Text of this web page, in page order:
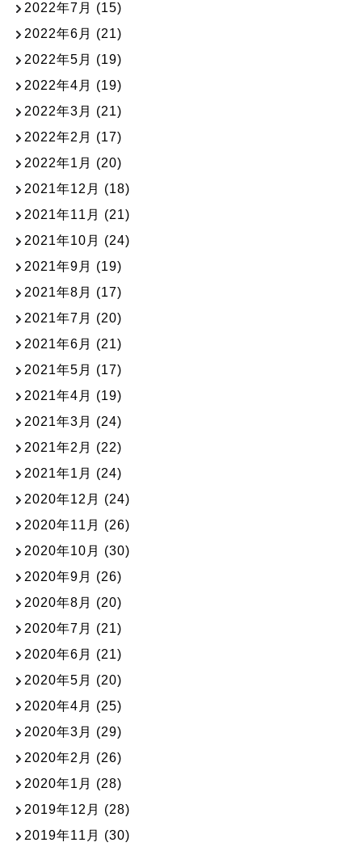
2022年7月 (15)
2022年6月 (21)
2022年5月 (19)
2022年4月 (19)
2022年3月 (21)
2022年2月 (17)
2022年1月 (20)
2021年12月 (18)
2021年11月 (21)
2021年10月 (24)
2021年9月 (19)
2021年8月 (17)
2021年7月 (20)
2021年6月 (21)
2021年5月 (17)
2021年4月 (19)
2021年3月 (24)
2021年2月 (22)
2021年1月 (24)
2020年12月 (24)
2020年11月 (26)
2020年10月 (30)
2020年9月 (26)
2020年8月 (20)
2020年7月 (21)
2020年6月 (21)
2020年5月 (20)
2020年4月 (25)
2020年3月 (29)
2020年2月 (26)
2020年1月 (28)
2019年12月 (28)
2019年11月 (30)